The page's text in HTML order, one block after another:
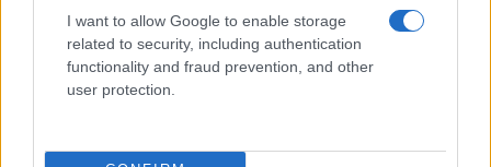
I want to allow Google to enable storage
related to security, including authentication
functionality and fraud prevention, and other
user protection.
De, ha már 1956, mit kellene kezdenünk Nagy
Imrével, amennyiben a most zajló kulturális
forradalom felől vizsgáljuk a munkásságát?
Nyilván nem lehetnénk olyan nagylelkűek,